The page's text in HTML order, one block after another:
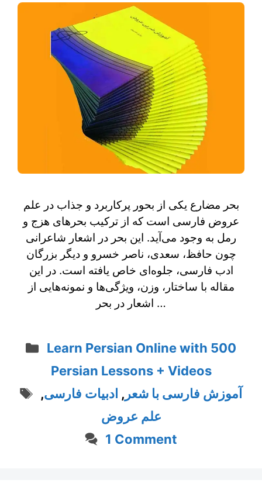
بحر مضارع یکی از بحور پرکاربرد و جذاب در علم
عروض فارسی است که از ترکیب بحرهای هزج و
رمل به‌ وجود می‌آید. این بحر در اشعار شاعرانی
چون حافظ، سعدی، ناصر خسرو و دیگر بزرگان
ادب فارسی، جلوه‌ای خاص یافته است. در این
مقاله با ساختار، وزن، ویژگی‌ها و نمونه‌هایی از
اشعار در بحر …
Categories
Learn Persian Online with 500
Persian Lessons + Videos
Tags
آموزش فارسی با شعر , ادبیات فارسی,
علم عروض
1 Comment